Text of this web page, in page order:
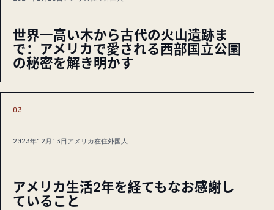
世界一高い木から古代の火山遺跡ま
で：アメリカで愛される西部国立公園
の秘密を解き明かす
03
2023年12月13日 アメリカ在住外国人
アメリカ生活2年を経てもなお感謝し
ていること